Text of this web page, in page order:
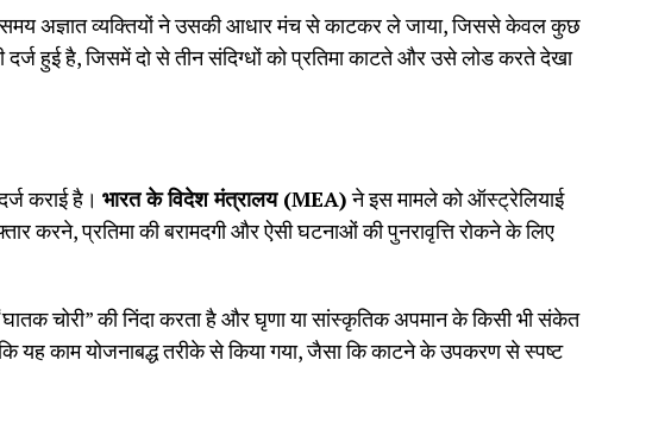
समय अज्ञात व्यक्तियों ने उसकी आधार मंच से काटकर ले जाया, जिससे केवल कुछ
दर्ज हुई है, जिसमें दो से तीन संदिग्धों को प्रतिमा काटते और उसे लोड करते देखा
कराई है। भारत के विदेश मंत्रालय (MEA)ने इस मामले को ऑस्ट्रेलियाई
करने, प्रतिमा की बरामदगी और ऐसी घटनाओं की पुनरावृत्ति रोकने के लिए
चोरी” की निंदा करता है और घृणा या सांस्कृतिक अपमान के किसी भी संकेत
यह काम योजनाबद्ध तरीके से किया गया, जैसा कि काटने के उपकरण से स्पष्ट